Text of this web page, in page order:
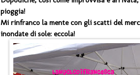
pioggia!
Mi rinfranco la mente con gli scatti del
inondate di sole: eccola!